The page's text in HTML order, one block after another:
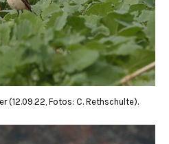
(12.09.22, Fotos: C. Rethschulte).